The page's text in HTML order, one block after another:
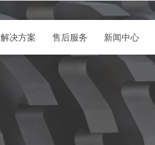
解决方案 售后服务 新闻中心